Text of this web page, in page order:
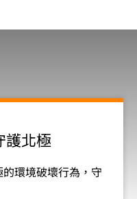
護北極
環境破壞行為，守